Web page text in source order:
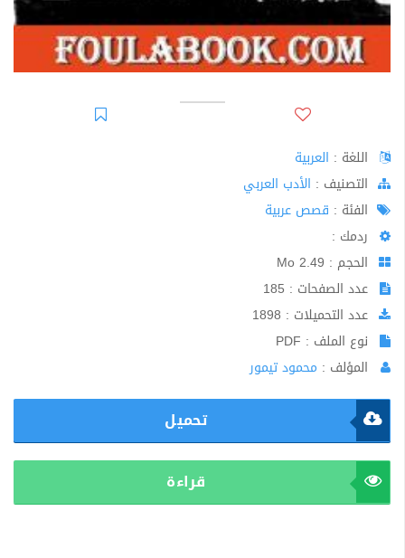
اللغة : العربية
اﻟﺘﺼﻨﻴﻒ : الأدب العربي
الفئة : قصص عربية
ردمك :
الحجم : 2.49 Mo
عدد الصفحات : 185
عدد التحميلات : 1898
نوع الملف : PDF
المؤلف : محمود تيمور
تحميل
قراءة